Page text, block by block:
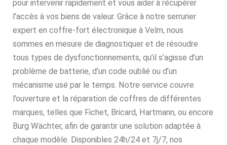
pour intervenir rapidement et vous aider à récupérer
l’accès à vos biens de valeur. Grâce à notre serrurier
expert en coffre-fort électronique à Velm, nous
sommes en mesure de diagnostiquer et de résoudre
tous types de dysfonctionnements, qu’il s’agisse d’un
problème de batterie, d’un code oublié ou d’un
mécanisme usé par le temps. Notre service couvre
l’ouverture et la réparation de coffres de différentes
marques, telles que Fichet, Bricard, Hartmann, ou encore
Burg Wächter, afin de garantir une solution adaptée à
chaque modèle. Disponibles 24h/24 et 7j/7, nos